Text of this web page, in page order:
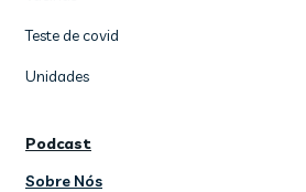
Teste de covid
Unidades
Podcast
Sobre Nós